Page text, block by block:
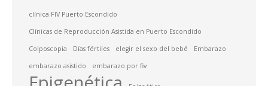
clínica FIV Puerto Escondido
Clínicas de Reproducción Asistida en Puerto Escondido
Colposcopia Días fértiles elegir el sexo del bebé Embarazo
embarazo asistido embarazo por fiv